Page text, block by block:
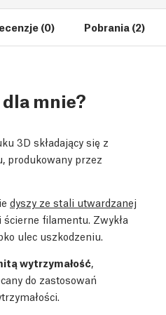
(0) Pobrania (2)
mnie?
3D składający się z
produkowany przez
dyszy ze stali utwardzanej
filamentu. Zwykła
ulec uszkodzeniu.
wytrzymałość,
do zastosowań